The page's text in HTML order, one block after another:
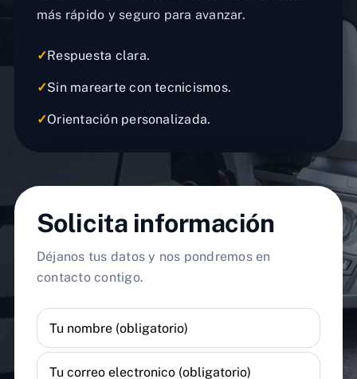
más rápido y seguro para avanzar.
✓Respuesta clara.
✓Sin marearte con tecnicismos.
✓Orientación personalizada.
Solicita información
Déjanos tus datos y nos pondremos en
contacto contigo.